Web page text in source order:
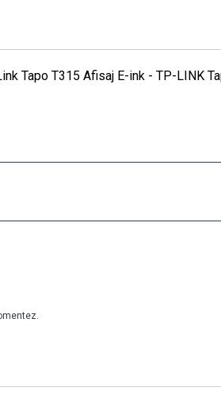
Tapo T315 Afisaj E-ink - TP-LINK